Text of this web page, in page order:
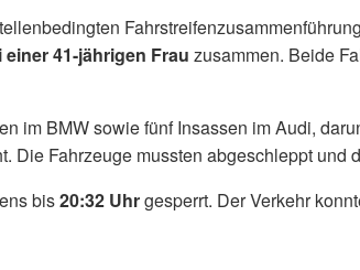
41-jährigen Frau zusammen. Beide
im BMW sowie fünf Insassen im Audi,
Fahrzeuge mussten abgeschleppt und
bis20:32 Uhrgesperrt. Der Verkehr